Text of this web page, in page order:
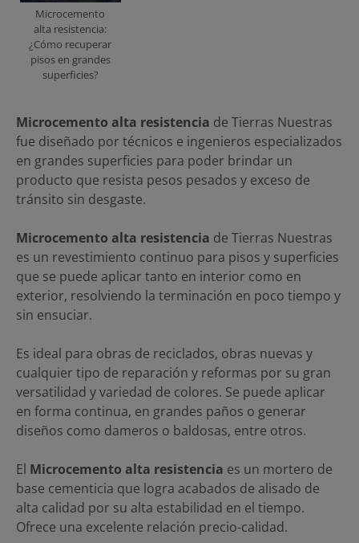
Microcemento
alta resistencia:
¿Cómo recuperar
pisos en grandes
superficies?
Microcemento alta resistencia de Tierras Nuestras
fue diseñado por técnicos e ingenieros especializados
en grandes superficies para poder brindar un
producto que resista pesos pesados y exceso de
tránsito sin desgaste.
Microcemento alta resistencia de Tierras Nuestras
es un revestimiento continuo para pisos y superficies
que se puede aplicar tanto en interior como en
exterior, resolviendo la terminación en poco tiempo y
sin ensuciar.
Es ideal para obras de reciclados, obras nuevas y
cualquier tipo de reparación y reformas por su gran
versatilidad y variedad de colores. Se puede aplicar
en forma continua, en grandes paños o generar
diseños como dameros o baldosas, entre otros.
El Microcemento alta resistencia es un mortero de
base cementicia que logra acabados de alisado de
alta calidad por su alta estabilidad en el tiempo.
Ofrece una excelente relación precio-calidad.